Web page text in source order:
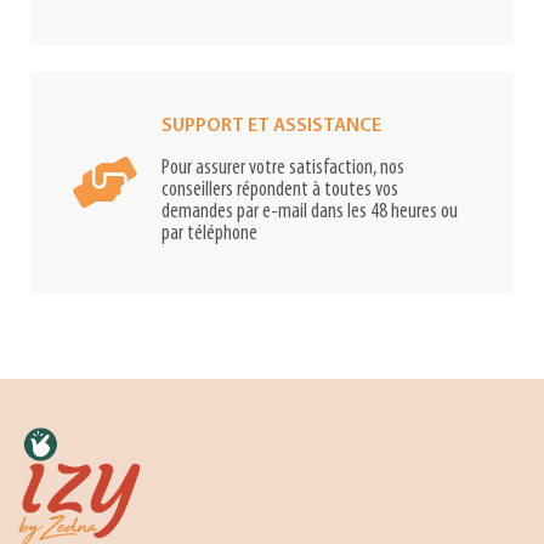
SUPPORT ET ASSISTANCE
Pour assurer votre satisfaction, nos
conseillers répondent à toutes vos
demandes par e-mail dans les 48 heures ou
par téléphone